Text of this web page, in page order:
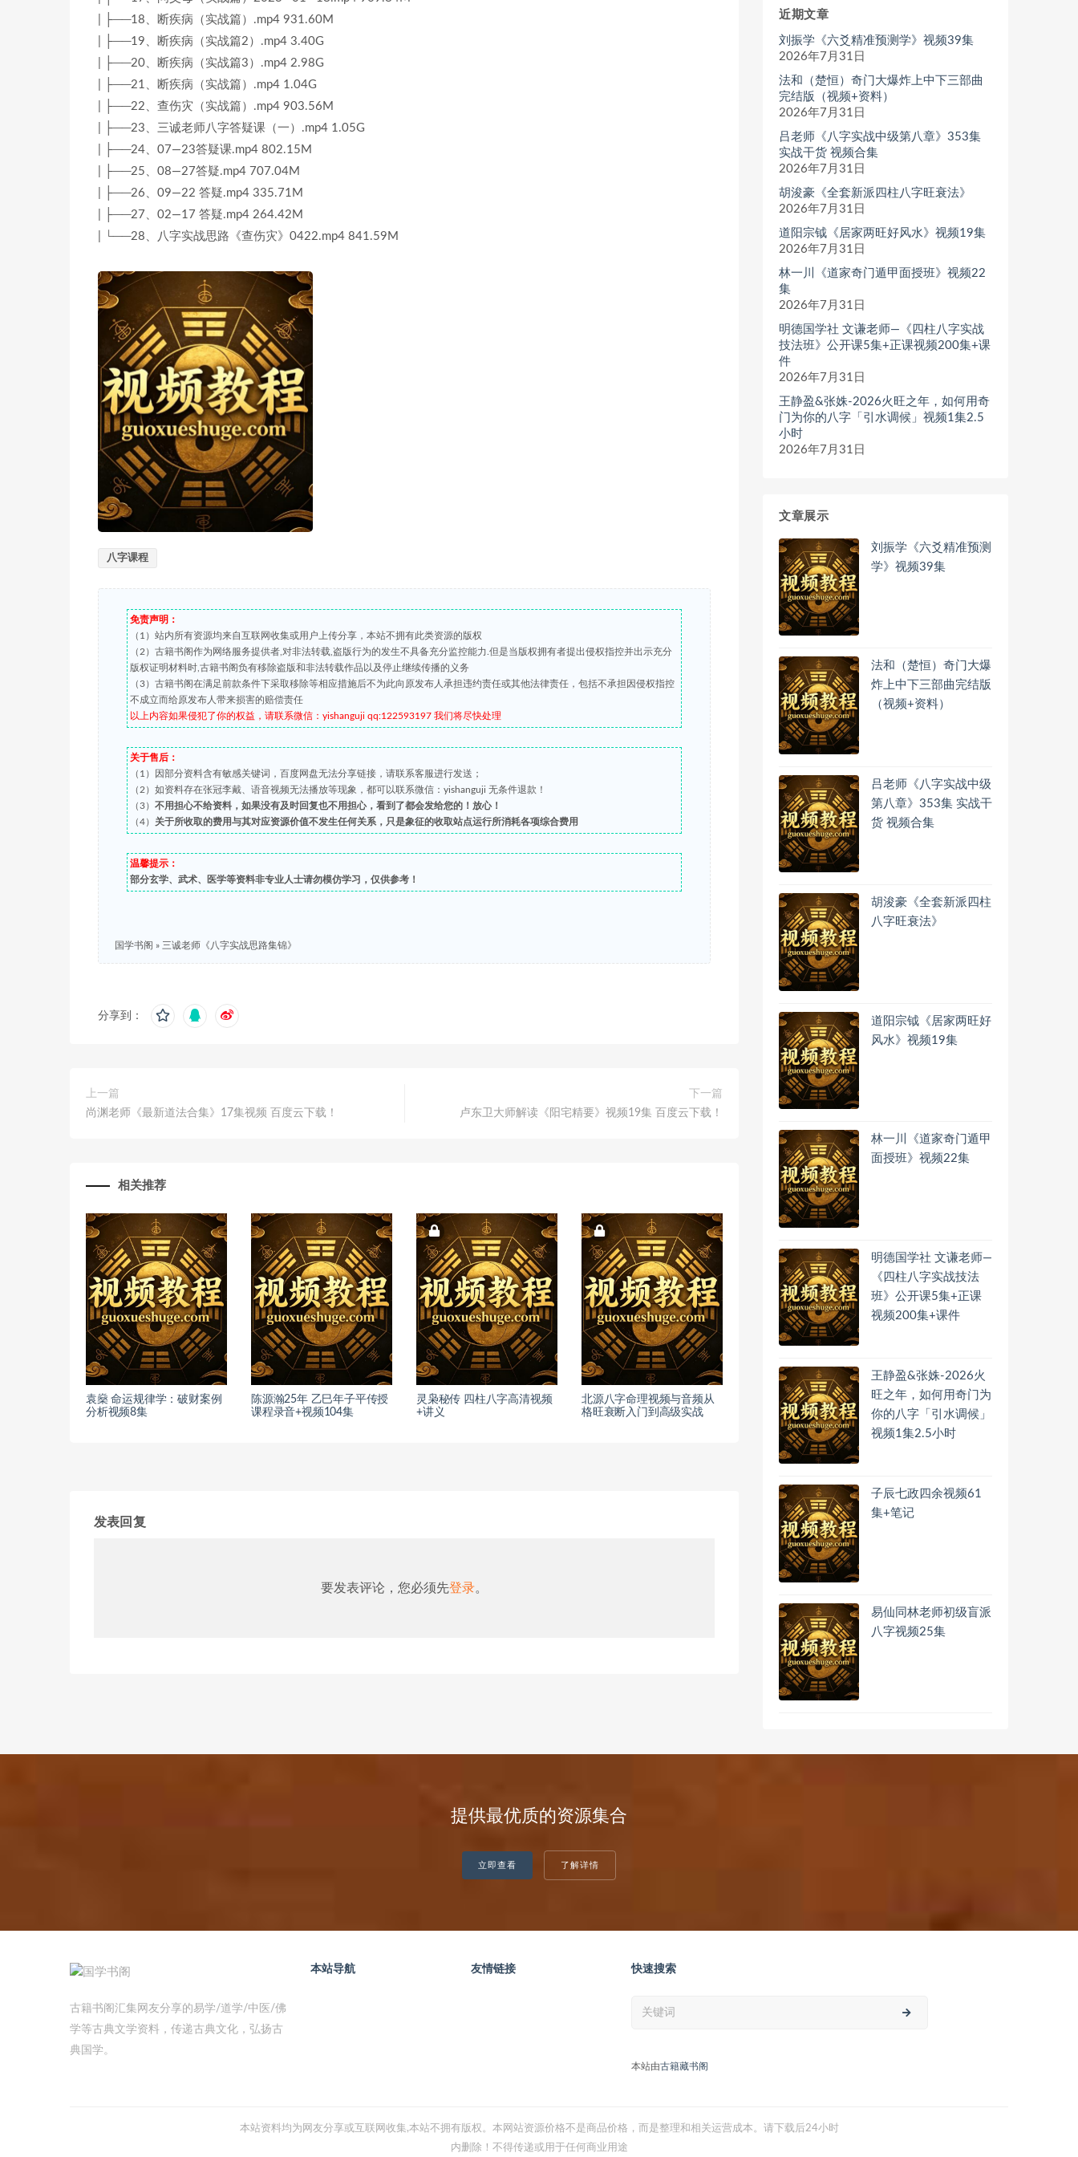
| ├──18、断疾病（实战篇）.mp4 931.60M
| ├──19、断疾病（实战篇2）.mp4 3.40G
| ├──20、断疾病（实战篇3）.mp4 2.98G
| ├──21、断疾病（实战篇）.mp4 1.04G
| ├──22、查伤灾（实战篇）.mp4 903.56M
| ├──23、三诚老师八字答疑课（一）.mp4 1.05G
| ├──24、07—23答疑课.mp4 802.15M
| ├──25、08—27答疑.mp4 707.04M
| ├──26、09—22 答疑.mp4 335.71M
| ├──27、02—17 答疑.mp4 264.42M
| └──28、八字实战思路《查伤灾》0422.mp4 841.59M
八字课程
免责声明：
（1）站内所有资源均来自互联网收集或用户上传分享，本站不拥有此类资源的版权
（2）古籍书阁作为网络服务提供者,对非法转载,盗版行为的发生不具备充分监控能力.但是当版权拥有者提出侵权指控并出示充分
版权证明材料时,古籍书阁负有移除盗版和非法转载作品以及停止继续传播的义务
（3）古籍书阁在满足前款条件下采取移除等相应措施后不为此向原发布人承担违约责任或其他法律责任，包括不承担因侵权指控
不成立而给原发布人带来损害的赔偿责任
以上内容如果侵犯了你的权益，请联系微信：yishanguji qq:122593197 我们将尽快处理
关于售后：
（1）因部分资料含有敏感关键词，百度网盘无法分享链接，请联系客服进行发送；
（2）如资料存在张冠李戴、语音视频无法播放等现象，都可以联系微信：yishanguji 无条件退款！
（3） 不用担心不给资料，如果没有及时回复也不用担心，看到了都会发给您的！放心！
（4） 关于所收取的费用与其对应资源价值不发生任何关系，只是象征的收取站点运行所消耗各项综合费用
温馨提示：
部分玄学、武术、医学等资料非专业人士请勿模仿学习，仅供参考！
国学书阁 » 三诚老师《八字实战思路集锦》
分享到：
上一篇
尚渊老师《最新道法合集》17集视频 百度云下载！
下一篇
卢东卫大师解读《阳宅精要》视频19集 百度云下载！
相关推荐
袁燊 命运规律学：破财案例
分析视频8集
陈源瀚25年 乙巳年子平传授
课程录音+视频104集
灵枭秘传 四柱八字高清视频
+讲义
北源八字命理视频与音频从
格旺衰断入门到高级实战
发表回复
要发表评论，您必须先登录。
近期文章
刘振学《六爻精准预测学》视频39集
2026年7月31日
法和（楚恒）奇门大爆炸上中下三部曲
完结版（视频+资料）
2026年7月31日
吕老师《八字实战中级第八章》353集
实战干货 视频合集
2026年7月31日
胡浚豪《全套新派四柱八字旺衰法》
2026年7月31日
道阳宗钺《居家两旺好风水》视频19集
2026年7月31日
林一川《道家奇门遁甲面授班》视频22
集
2026年7月31日
明德国学社 文谦老师—《四柱八字实战
技法班》公开课5集+正课视频200集+课
件
2026年7月31日
王静盈&张姝-2026火旺之年，如何用奇
门为你的八字「引水调候」视频1集2.5
小时
2026年7月31日
文章展示
刘振学《六爻精准预测
学》视频39集
法和（楚恒）奇门大爆
炸上中下三部曲完结版
（视频+资料）
吕老师《八字实战中级
第八章》353集 实战干
货 视频合集
胡浚豪《全套新派四柱
八字旺衰法》
道阳宗钺《居家两旺好
风水》视频19集
林一川《道家奇门遁甲
面授班》视频22集
明德国学社 文谦老师—
《四柱八字实战技法
班》公开课5集+正课
视频200集+课件
王静盈&张姝-2026火
旺之年，如何用奇门为
你的八字「引水调候」
视频1集2.5小时
子辰七政四余视频61
集+笔记
易仙同林老师初级盲派
八字视频25集
提供最优质的资源集合
立即查看 了解详情
古籍书阁汇集网友分享的易学/道学/中医/佛
学等古典文学资料，传递古典文化，弘扬古
典国学。
本站导航 友情链接 快速搜索
本站由古籍藏书阁
本站资料均为网友分享或互联网收集,本站不拥有版权。本网站资源价格不是商品价格，而是整理和相关运营成本。请下载后24小时
内删除！不得传递或用于任何商业用途